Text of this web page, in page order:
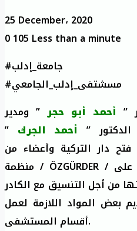
25 December، 2020
0105 Less than a minute
#جامعة_إدلب
#مسشتفى_إدلب_الجامعي
” أحمد أبو حجر” ومدير
” أحمد الجرك ”
دار التركية وأعضاء من
منظمة / ÖZGÜRDER / التابعة لها، وذلك لإطلاعه على
من أجل التنسيق مع الكادر
بعض المواد اللازمة لعمل
أقسام المستشفى.